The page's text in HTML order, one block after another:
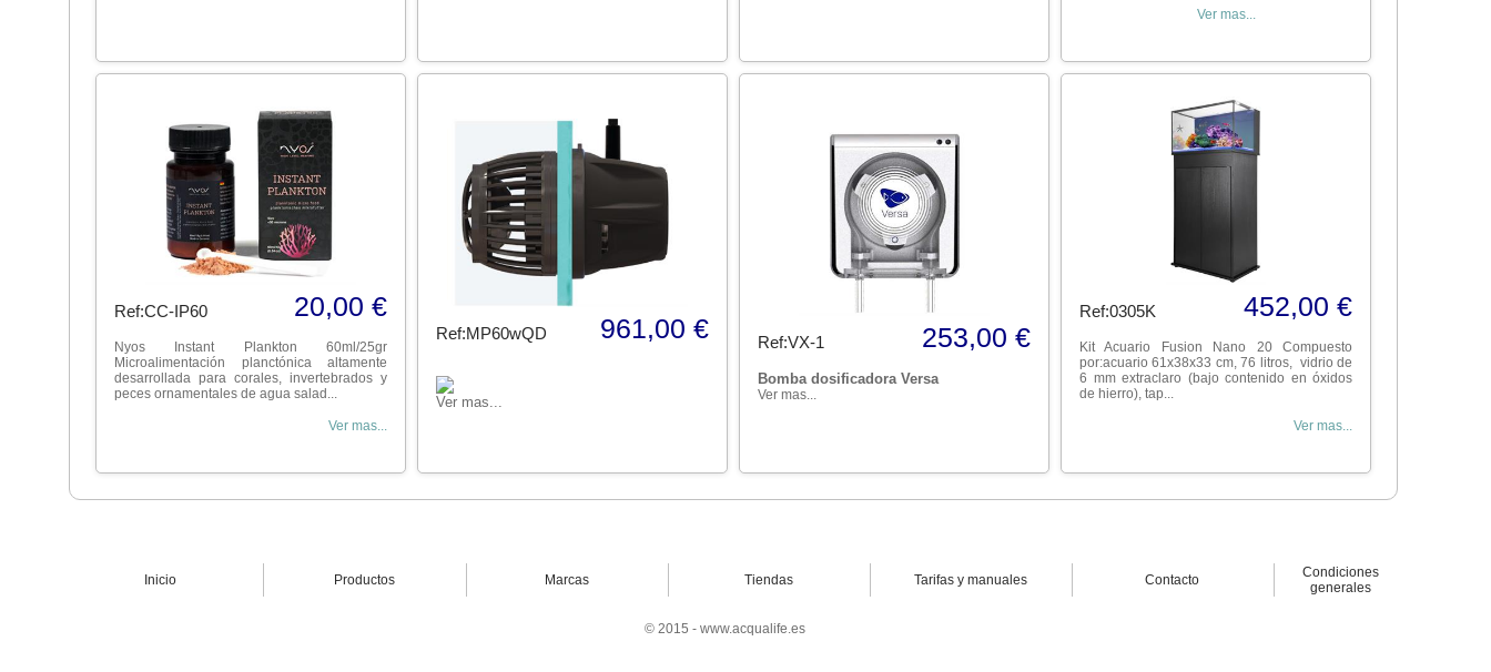
Ver mas...
Ref:CC-IP60 20,00 €
Nyos Instant Plankton 60ml/25gr
Microalimentación planctónica altamente
desarrollada para corales, invertebrados y
peces ornamentales de agua salad...
Ver mas...
Ref:MP60wQD 961,00 €
Ver mas...
Ref:VX-1 253,00 €
Bomba dosificadora Versa
Ver mas...
Ref:0305K 452,00 €
Kit Acuario Fusion Nano 20 Compuesto
por:acuario 61x38x33 cm, 76 litros, vidrio de
6 mm extraclaro (bajo contenido en óxidos
de hierro), tap...
Ver mas...
Inicio Productos Marcas Tiendas Tarifas y manuales Contacto
Condiciones
generales
© 2015 - www.acqualife.es